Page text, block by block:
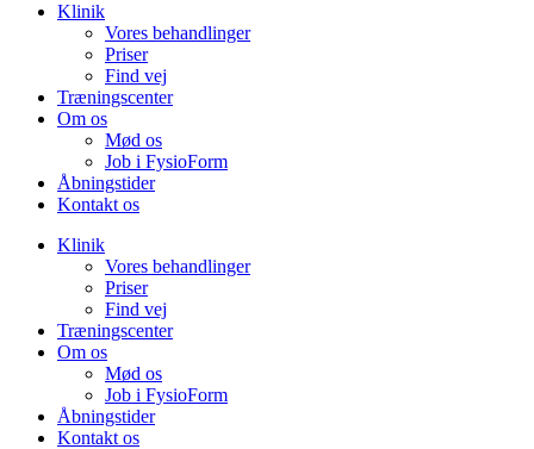
Klinik
Vores behandlinger
Priser
Find vej
Træningscenter
Om os
Mød os
Job i FysioForm
Åbningstider
Kontakt os
Klinik
Vores behandlinger
Priser
Find vej
Træningscenter
Om os
Mød os
Job i FysioForm
Åbningstider
Kontakt os